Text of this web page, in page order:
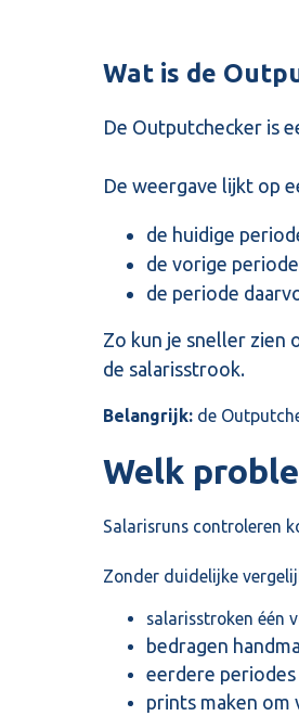
Wat is de
De Outputchecker is
De weergave lijkt op
de huidige
de vorige periode
de periode
Zo kun je sneller zien
de salarisstrook.
Belangrijk: de
Welk
Salarisruns controleren
Zonder duidelijke
salarisstroken één
bedragen
eerdere
prints maken om